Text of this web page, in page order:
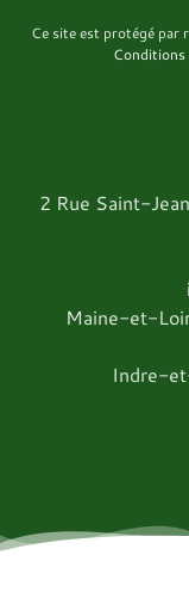
Ce site est protégé par
2 Rue Saint-